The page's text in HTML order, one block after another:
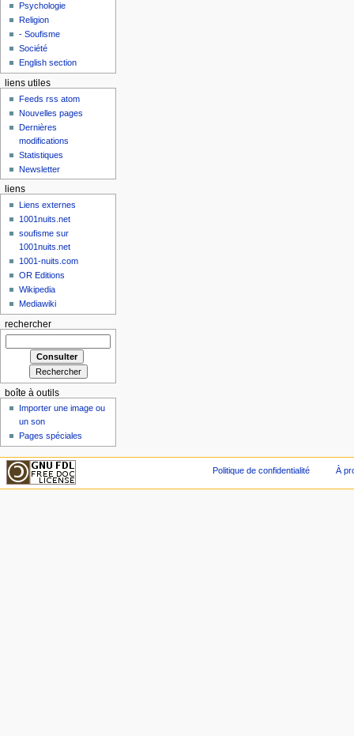
Psychologie
Religion
- Soufisme
Société
English section
liens utiles
Feeds rss atom
Nouvelles pages
Dernières
modifications
Statistiques
Newsletter
liens
Liens externes
1001nuits.net
soufisme sur
1001nuits.net
1001-nuits.com
OR Editions
Wikipedia
Mediawiki
rechercher
boîte à outils
Importer une image ou
un son
Pages spéciales
Politique de confidentialité À